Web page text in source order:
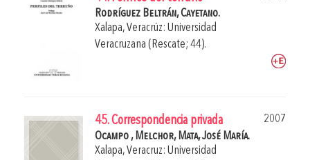
Rodríguez Beltrán, Cayetano.
Xalapa, Veracrúz: Universidad
Veracruzana (Rescate; 44).
45. Correspondencia privada
2007
Ocampo , Melchor, Mata, José María.
Xalapa, Veracruz: Universidad